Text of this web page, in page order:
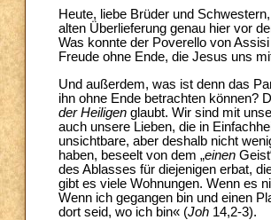
Heute, liebe Brüder und
alten Überlieferung genau hier vor
Was konnte der Poverello von
Freude ohne Ende, die Jesus uns
Und außerdem, was ist denn das
ihn ohne Ende betrachten können?
der Heiligen glaubt. Wir sind mit
auch unsere Lieben, die in
unsichtbare, aber deshalb nicht
haben, beseelt von dem „einen
des Ablasses für diejenigen erbat,
gibt es viele Wohnungen. Wenn es
Wenn ich gegangen bin und einen
dort seid, wo ich bin« (Joh 14,2-3).